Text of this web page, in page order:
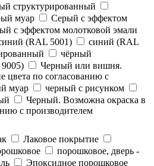
структурированный
муар
Серый с эффектом
с эффектом молотковой эмали
(RAL 5001)
синий (RAL
чёрный
Черный или вишня.
цвета по согласованию с
муар
черный с рисунком
Черный. Возможна окраска в
с производителем
Лаковое покрытие
порошковое, дверь -
Эпоксидное порошковое